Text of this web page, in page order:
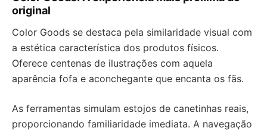
original
Color Goods se destaca pela similaridade visual com
a estética característica dos produtos físicos.
Oferece centenas de ilustrações com aquela
aparência fofa e aconchegante que encanta os fãs.
As ferramentas simulam estojos de canetinhas reais,
proporcionando familiaridade imediata. A navegação